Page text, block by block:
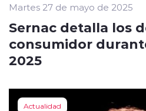
Martes 27 de mayo de 2025
Sernac detalla los
consumidor
2025
Actualidad